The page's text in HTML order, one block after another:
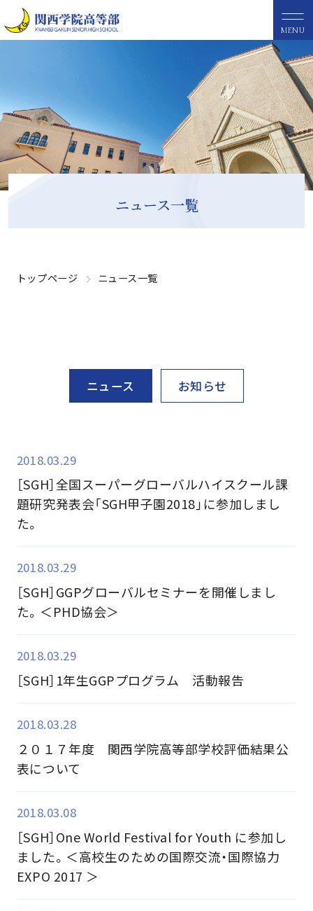
MENU
ニュース一覧
トップページ ニュース一覧
ニュース お知らせ
2018.03.29
［SGH］全国スーパーグローバルハイスクール課
題研究発表会「SGH甲子園2018」に参加しまし
た。
2018.03.29
［SGH］GGPグローバルセミナーを開催しまし
た。＜PHD協会＞
2018.03.29
［SGH］1年生GGPプログラム 活動報告
2018.03.28
２０１７年度 関西学院高等部学校評価結果公
表について
2018.03.08
［SGH］One World Festival for Youth に参加し
ました。＜高校生のための国際交流・国際協力
EXPO 2017 ＞